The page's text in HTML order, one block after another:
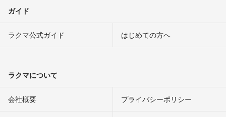
ガイド
ラクマ公式ガイド はじめての方へ
ラクマについて
会社概要 プライバシーポリシー